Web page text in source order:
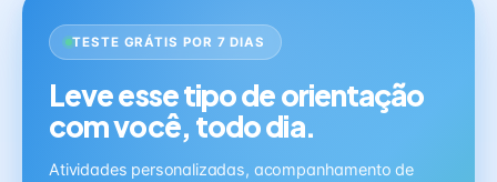
TESTE GRÁTIS POR 7 DIAS
Leve esse tipo de orientação
com você, todo dia.
Atividades personalizadas, acompanhamento de